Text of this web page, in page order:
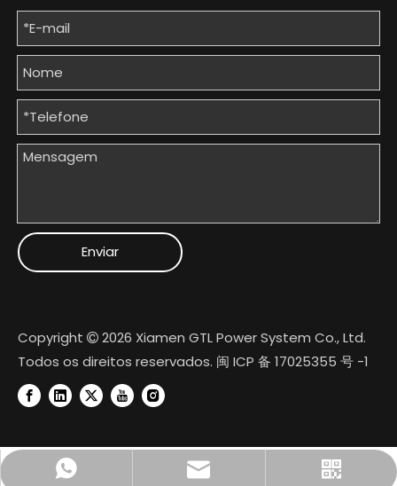
+86 18950074022
gtl@cngtl.com
Conta oficial
Enviar
Copyright  2026 Xiamen GTL Power System Co., Ltd.
Todos os direitos reservados. 闽 ICP 备 17025355 号 -1